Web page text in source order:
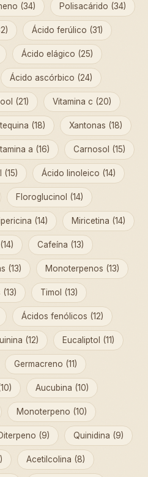
(34) Polisacárido (34)
Ácido ferúlico (31)
Ácido elágico (25)
Ácido ascórbico (24)
(21) Vitamina c (20)
(18) Xantonas (18)
a (16) Carnosol (15)
(15) Ácido linoleico (14)
Floroglucinol (14)
(14) Miricetina (14)
Cafeína (13)
(13) Monoterpenos (13)
Timol (13)
Ácidos fenólicos (12)
(12) Eucaliptol (11)
Germacreno (11)
Aucubina (10)
Monoterpeno (10)
(9) Quinidina (9)
Acetilcolina (8)